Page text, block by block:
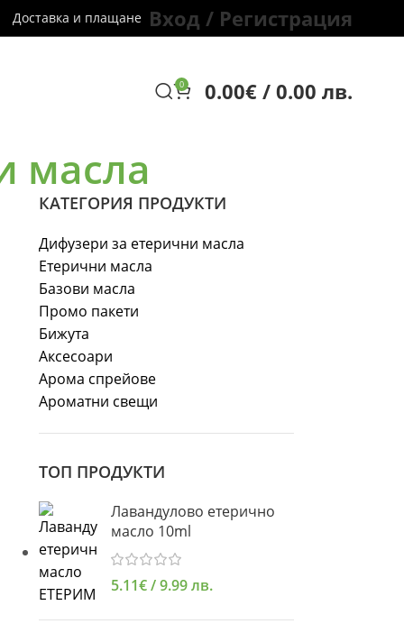
Доставка и плащане Вход / Регистрация
0 0.00€/ 0.00 лв.
масла
КАТЕГОРИЯ ПРОДУКТИ
Дифузери за етерични масла
Етерични масла
Базови масла
Промо пакети
Бижута
Аксесоари
Арома спрейове
Ароматни свещи
ТОП ПРОДУКТИ
Лавандулово етерично
масло 10ml
5.11€/ 9.99 лв.